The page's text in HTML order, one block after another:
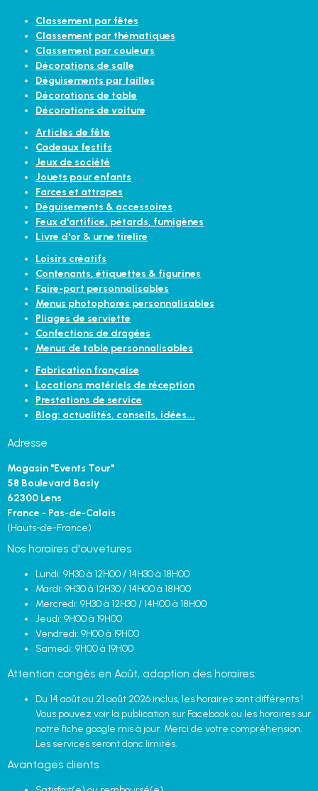
Classement par fêtes
Classement par thématiques
Classement par couleurs
Décorations de salle
Déguisements par tailles
Décorations de table
Décorations de voiture
Articles de fête
Cadeaux festifs
Jeux de société
Jouets pour enfants
Farces et attrapes
Déguisements & accessoires
Feux d'artifice, pétards, fumigènes
Livre d'or & urne tirelire
Loisirs créatifs
Contenants, étiquettes & figurines
Faire-part personnalisables
Menus photophores personnalisables
Pliages de serviette
Confections de dragées
Menus de table personnalisables
Fabrication française
Locations matériels de réception
Prestations de service
Blog: actualités, conseils, idées...
Adresse
Magasin "Events Tour"
58 Boulevard Basly
62300 Lens
France - Pas-de-Calais
(Hauts-de-France)
Nos horaires d'ouvetures
Lundi: 9H30 à 12H00 / 14H30 à 18H00
Mardi: 9H30 à 12H30 / 14H00 à 18H00
Mercredi: 9H30 à 12H30 / 14H00 à 18H00
Jeudi: 9H00 à 19H00
Vendredi: 9H00 à 19H00
Samedi: 9H00 à 19H00
Attention congès en Août, adaption des horaires:
Du 14 août au 21 août 2026 inclus, les horaires sont différents !
Vous pouvez voir la publication sur Facebook ou les horaires sur
notre fiche google mis à jour. Merci de votre compréhension.
Les services seront donc limités.
Avantages clients